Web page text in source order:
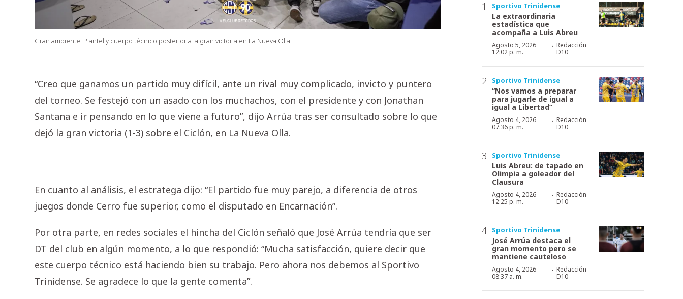
Gran ambiente. Plantel y cuerpo técnico posterior a la gran victoria en La Nueva Olla.
“Creo que ganamos un partido muy difícil, ante un rival muy complicado, invicto y puntero
del torneo. Se festejó con un asado con los muchachos, con el presidente y con Jonathan
Santana e ir pensando en lo que viene a futuro”, dijo Arrúa tras ser consultado sobre lo que
dejó la gran victoria (1-3) sobre el Ciclón, en La Nueva Olla.
En cuanto al análisis, el estratega dijo: “El partido fue muy parejo, a diferencia de otros
juegos donde Cerro fue superior, como el disputado en Encarnación”.
Por otra parte, en redes sociales el hincha del Ciclón señaló que José Arrúa tendría que ser
DT del club en algún momento, a lo que respondió: “Mucha satisfacción, quiere decir que
este cuerpo técnico está haciendo bien su trabajo. Pero ahora nos debemos al Sportivo
Trinidense. Se agradece lo que la gente comenta”.
Sportivo Trinidense
La extraordinaria
estadística que
acompaña a Luis Abreu
Agosto 5, 2026
12:02 p. m.
· Redacción
D10
Sportivo Trinidense
“Nos vamos a preparar
para jugarle de igual a
igual a Libertad”
Agosto 4, 2026
07:36 p. m.
· Redacción
D10
Sportivo Trinidense
Luis Abreu: de tapado en
Olimpia a goleador del
Clausura
Agosto 4, 2026
12:25 p. m.
· Redacción
D10
Sportivo Trinidense
José Arrúa destaca el
gran momento pero se
mantiene cauteloso
Agosto 4, 2026
08:37 a. m.
· Redacción
D10